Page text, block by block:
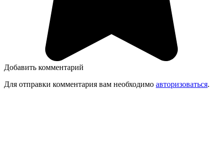
Добавить комментарий
Для отправки комментария вам необходимо авторизоваться.